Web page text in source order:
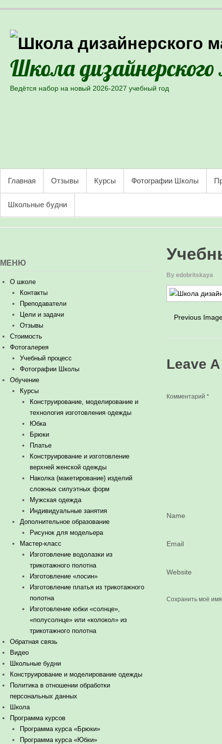
Школа
Ведётся набор на новый 2026-2027 учебный год
PRIMARY MENU
Главная Отзывы Курсы Фотографии Школы
Школьные будни
By edobritskaya
Previous
Leave
Комментарий*
Name
Email
Website
Сохранить моё
МЕНЮ
О школе
Контакты
Преподаватели
Цели и задачи
Отзывы
Стоимость
Фотогалерея
Учебный процесс
Фотографии Школы
Обучение
Курсы
Конструирование, моделирование и
технология изготовления одежды
Юбка
Брюки
Платье
Конструирование и изготовление
верхней женской одежды
Наколка (макетирование) изделий
сложных силуэтных форм
Мужская одежда
Индивидуальные занятия
Дополнительное образование
Рисунок для модельера
Мастер-класс
Изготовление водолазки из
трикотажного полотна
Изготовление «лосин»
Изготовление платья из трикотажного
полотна
Изготовление юбки «солнце»,
«полусолнце» или «колокол» из
трикотажного полотна
Обратная связь
Видео
Школьные будни
Конструирование и моделирование одежды
Политика в отношении обработки
персональных данных
Школа
Программа курсов
Программа курса «Брюки»
Программа курса «Юбки»